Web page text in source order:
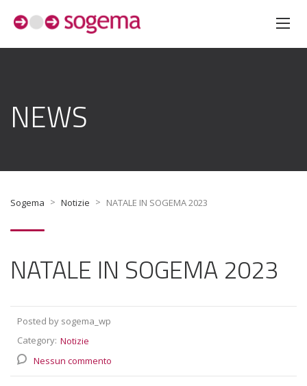
NEWS
Sogema > Notizie > NATALE IN SOGEMA 2023
NATALE IN SOGEMA 2023
Posted by sogema_wp
Category: Notizie
Nessun commento